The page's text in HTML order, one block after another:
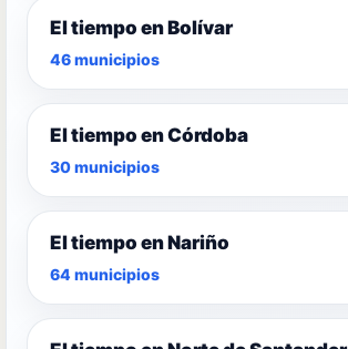
El tiempo en Bolívar
46 municipios
El tiempo en Córdoba
30 municipios
El tiempo en Nariño
64 municipios